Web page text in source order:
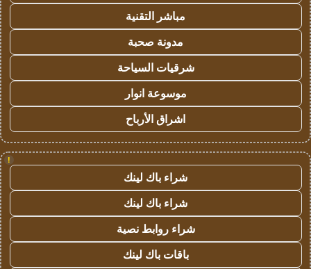
مباشر التقنية
مدونة صحبة
شرقيات السياحة
موسوعة انوار
اشراق الأرباح
!
شراء باك لينك
شراء باك لينك
شراء روابط نصية
باقات باك لينك